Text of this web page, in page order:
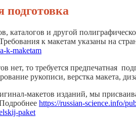
подготовка
каталогов и другой
к макетам указаны на
k-maketam
нет, то требуется предпечатная
рукописи, верстка макета,
макетов изданий, мы
https://russian-science.info/
paket